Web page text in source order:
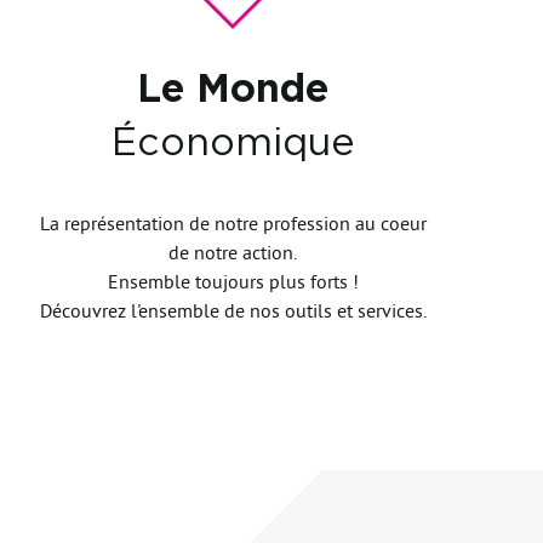
Le Monde
Économique
La représentation de notre profession au coeur
de notre action.
Ensemble toujours plus forts !
Découvrez l'ensemble de nos outils et services.